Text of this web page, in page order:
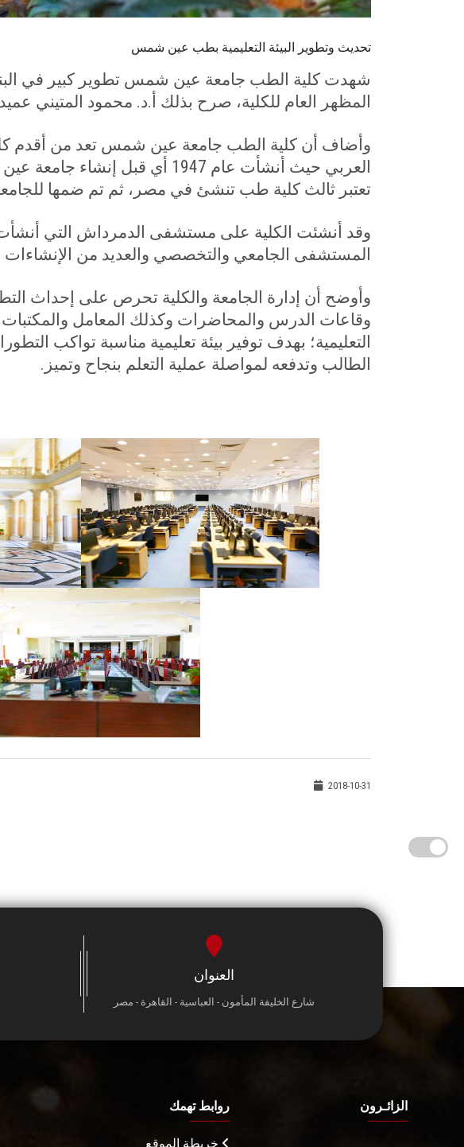
تحديث وتطوير البيئة التعليمية بطب عين شمس
شهدت كلية الطب جامعة عين شمس تطوير كبير في
المظهر العام للكلية، صرح بذلك أ.د. محمود المتيني عميد
وأضاف أن كلية الطب جامعة عين شمس تعد من أقدم
تعتبر ثالث كلية طب تنشئ في مصر، ثم تم ضمها
المستشفى الجامعي والتخصصي والعديد من الإنشاءات
وأوضح أن إدارة الجامعة والكلية تحرص على إحداث
وقاعات الدرس والمحاضرات وكذلك المعامل والمكتبات
التعليمية؛ بهدف توفير بيئة تعليمية مناسبة تواكب
الطالب وتدفعه لمواصلة عملية التعلم بنجاح وتميز.
2018-10-31
العنوان
شارع الخليفة المأمون - العباسية - القاهرة - مصر
الزائـرون روابط تهمك
خريطة الموقع